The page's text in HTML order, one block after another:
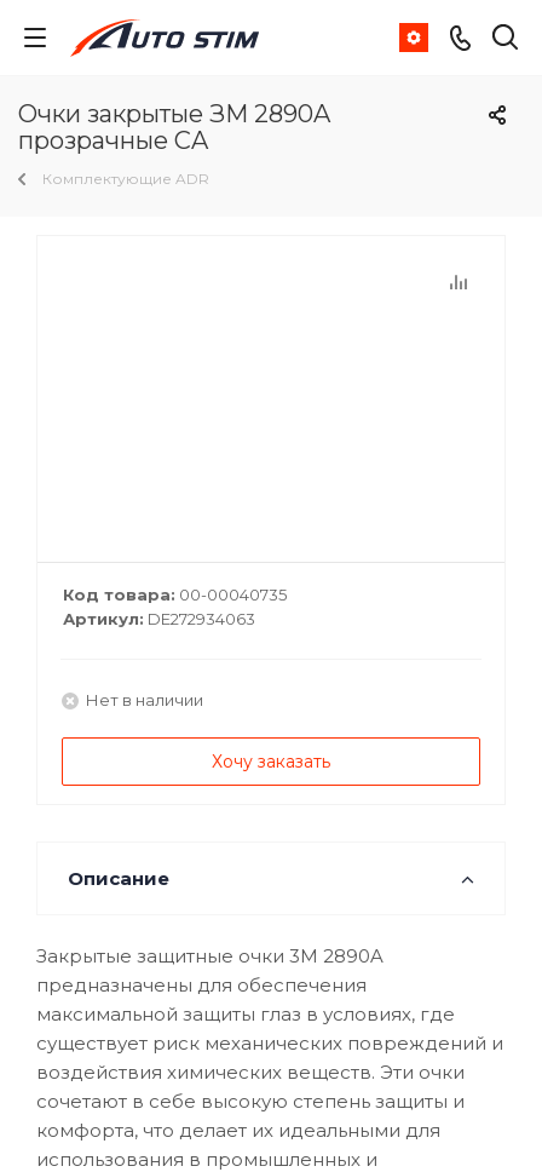
Очки закрытые ЗМ 2890A
прозрачные CA
Комплектующие ADR
Код товара: 00-00040735
Артикул: DE272934063
Нет в наличии
Хочу заказать
Описание
Закрытые защитные очки 3M 2890A
предназначены для обеспечения
максимальной защиты глаз в условиях, где
существует риск механических повреждений и
воздействия химических веществ. Эти очки
сочетают в себе высокую степень защиты и
комфорта, что делает их идеальными для
использования в промышленных и